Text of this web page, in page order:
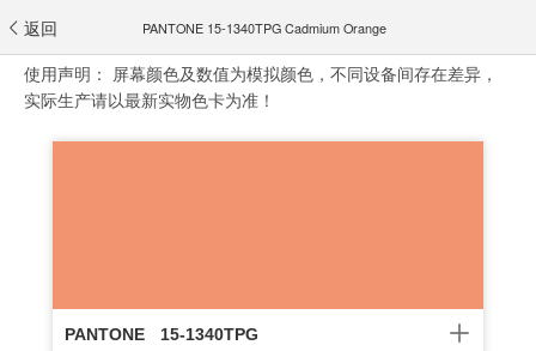
返回 PANTONE 15-1340TPG Cadmium Orange
使用声明： 屏幕颜色及数值为模拟颜色，不同设备间存在差异，
实际生产请以最新实物色卡为准！
PANTONE
15-1340TPG